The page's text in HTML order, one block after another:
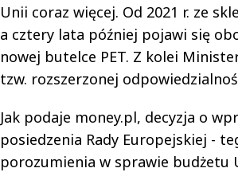
Unii coraz więcej. Od 2021 r. ze
a cztery lata później pojawi się
nowej butelce PET. Z kolei
tzw. rozszerzonej
Jak podaje money.pl, decyzja o
posiedzenia Rady Europejskiej -
porozumienia w sprawie budżetu